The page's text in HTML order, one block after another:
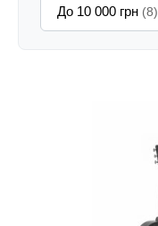
До 10 000 грн (8)